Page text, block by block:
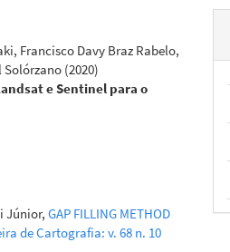
Francisco Davy Braz Rabelo,
Solórzano (2020)
e Sentinel para o
Júnior, GAP FILLING METHOD
de Cartografia: v. 68 n. 10